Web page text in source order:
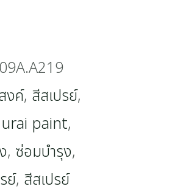
งค์, สีสเปรย์,
urai paint,
, ซ่อมบำรุง,
ย์, สีสเปรย์